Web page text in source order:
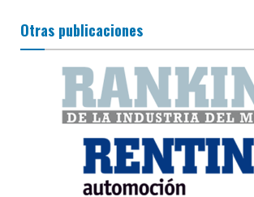
Otras publicaciones